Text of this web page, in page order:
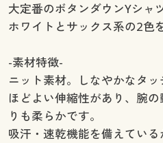
大定番のボタンダウンYシャ
ホワイトとサックス系の2色
-素材特徴-
ニット素材。しなやかなタッ
ほどよい伸縮性があり、腕
りも柔らかです。
吸汗・速乾機能を備えてい